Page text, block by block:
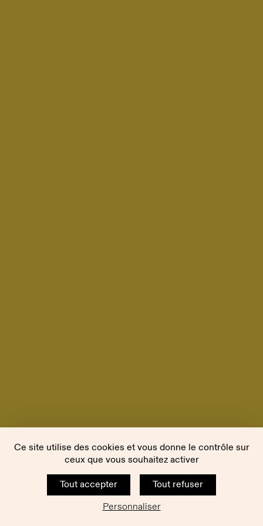
Ce site utilise des cookies et vous donne le contrôle sur
ceux que vous souhaitez activer
Tout accepter
Tout refuser
Personnaliser